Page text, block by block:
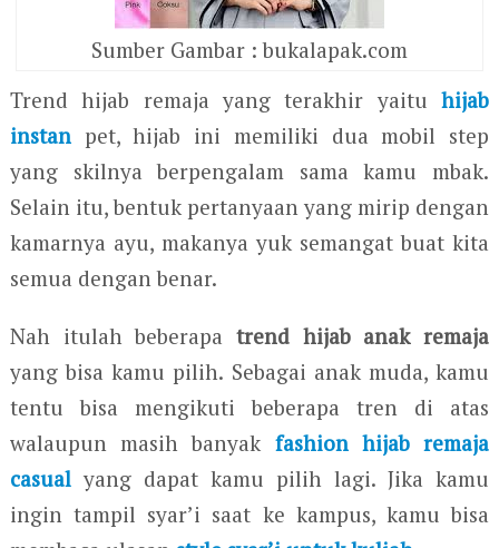
Sumber Gambar : bukalapak.com
Trend hijab remaja yang terakhir yaituhijab
instanpet, hijab ini memiliki dua mobil step
yang skilnya berpengalam sama kamu mbak.
Selain itu, bentuk pertanyaan yang mirip dengan
kamarnya ayu, makanya yuk semangat buat kita
semua dengan benar.
Nah itulah beberapa trend hijab anak remaja
yang bisa kamu pilih. Sebagai anak muda, kamu
tentu bisa mengikuti beberapa tren di atas
walaupun masih banyak fashion hijab remaja
casualyang dapat kamu pilih lagi. Jika kamu
ingin tampil syar’i saat ke kampus, kamu bisa